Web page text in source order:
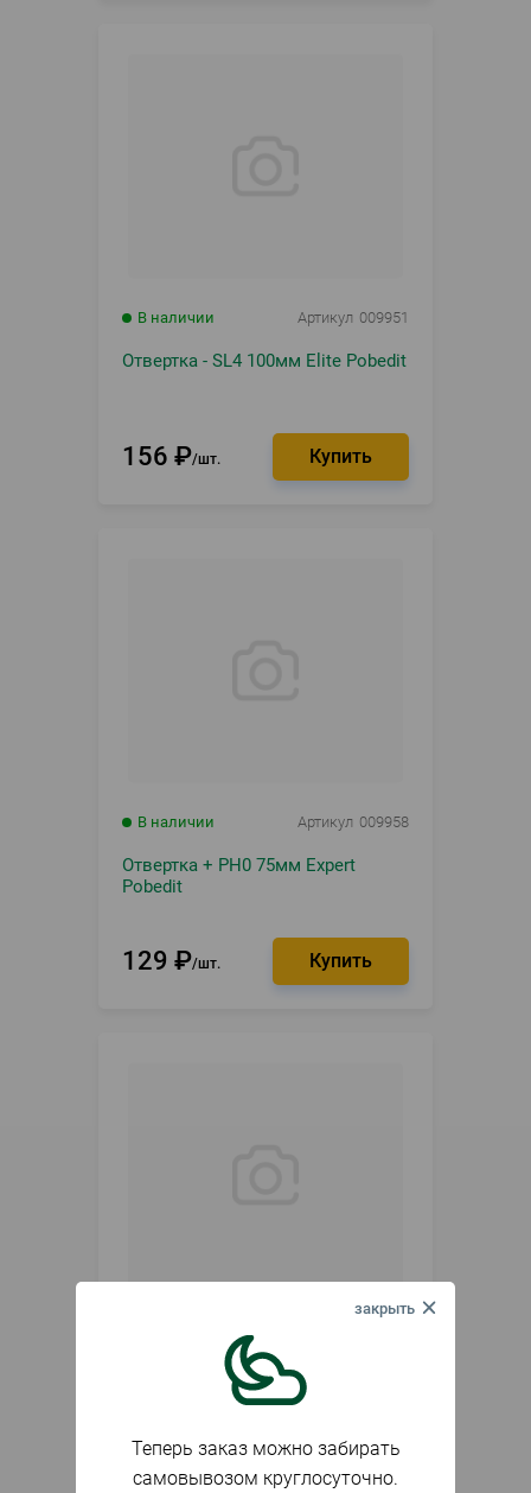
В наличии Артикул 009951
Отвертка - SL4 100мм Elite Pobedit
156 ₽ шт.
В наличии Артикул 009958
Отвертка + PH0 75мм Expert
Pobedit
129 ₽ шт.
Отвертка - SL5 150мм ударная
Expert Pobedit
₽
Теперь заказ можно забирать
самовывозом круглосуточно.